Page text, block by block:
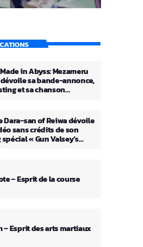
in Abyss: Mezameru
sa bande-annonce,
et sa chanson
Dara-san of Reiwa dévoile
sans crédits de son
« Gun Valsey’s
– Esprit de la course
– Esprit des arts martiaux